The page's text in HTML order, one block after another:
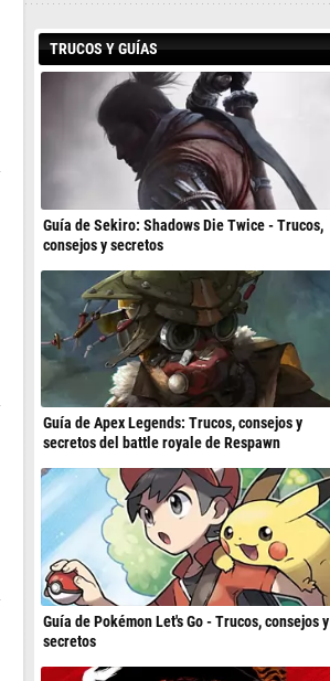
TRUCOS Y GUÍAS
Guía de Sekiro: Shadows Die Twice - Trucos,
consejos y secretos
Guía de Apex Legends: Trucos, consejos y
secretos del battle royale de Respawn
Guía de Pokémon Let's Go - Trucos, consejos y
secretos